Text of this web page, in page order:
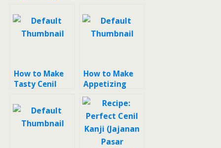
How to Make
Tasty Cenil
How to Make
Appetizing
Cenil Kanji